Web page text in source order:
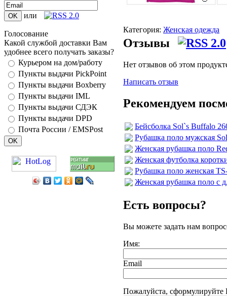
или
Голосование
Какой службой доставки Вам
удобнее всего получать заказы?
Курьером на дом/работу
Пункты выдачи PickPoint
Пункты выдачи Boxberry
Пункты выдачи IML
Пункты выдачи СДЭК
Пункты выдачи DPD
Почта России / EMSPost
Категория: Женская одежда
Отзывы
Нет отзывов об этом
Написать отзыв
Рекомендуем
Бейсболка Sol`s Buffalo
Рубашка поло мужская
Женская рубашка поло
Женская футболка
Рубашка поло женская
Женская рубашка поло с
Есть вопросы?
Вы можете задать нам
Имя:
Email
Пожалуйста, сформулируйте